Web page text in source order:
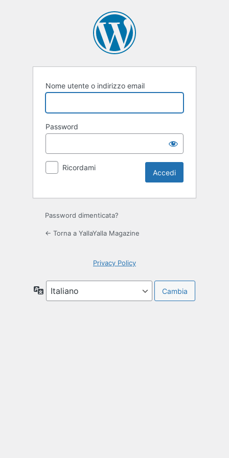
Nome utente o indirizzo email
Password
Ricordami
Password dimenticata?
← Torna a YallaYalla Magazine
Privacy Policy
Lingua